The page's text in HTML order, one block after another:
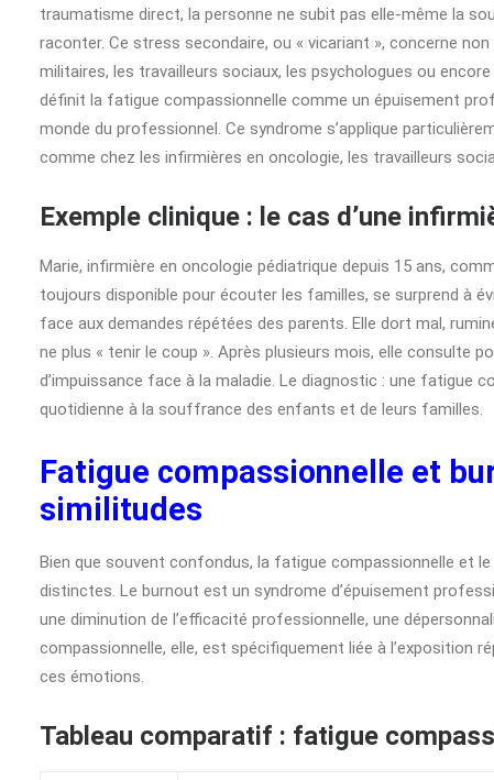
traumatisme direct, la personne ne subit pas elle-même la
raconter. Ce stress secondaire, ou « vicariant », concerne
militaires, les travailleurs sociaux, les psychologues ou
définit la fatigue compassionnelle comme un épuisement
monde du professionnel. Ce syndrome s’applique
comme chez les infirmières en oncologie, les travailleurs
Exemple clinique : le cas d’une
Marie, infirmière en oncologie pédiatrique depuis 15 ans,
toujours disponible pour écouter les familles, se surprend à
face aux demandes répétées des parents. Elle dort mal,
ne plus « tenir le coup ». Après plusieurs mois, elle consulte
d’impuissance face à la maladie. Le diagnostic : une fatigue
quotidienne à la souffrance des enfants et de leurs familles.
Fatigue compassionnelle et
similitudes
Bien que souvent confondus, la fatigue compassionnelle et
distinctes. Le burnout est un syndrome d’épuisement
une diminution de l’efficacité professionnelle, une
compassionnelle, elle, est spécifiquement liée à l’exposition
ces émotions.
Tableau comparatif : fatigue